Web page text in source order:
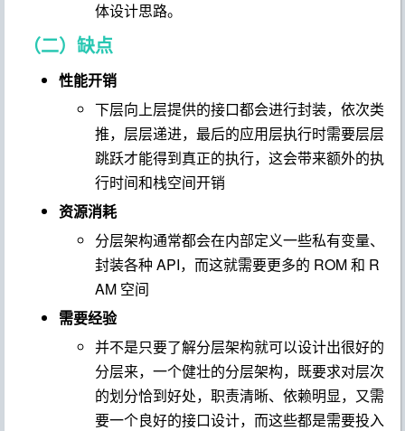
体设计思路。
（二）缺点
性能开销
下层向上层提供的接口都会进行封装，依次类
推，层层递进，最后的应用层执行时需要层层
跳跃才能得到真正的执行，这会带来额外的执
行时间和栈空间开销
资源消耗
分层架构通常都会在内部定义一些私有变量、
封装各种 API，而这就需要更多的 ROM 和 R
AM 空间
需要经验
并不是只要了解分层架构就可以设计出很好的
分层来，一个健壮的分层架构，既要求对层次
的划分恰到好处，职责清晰、依赖明显，又需
要一个良好的接口设计，而这些都是需要投入